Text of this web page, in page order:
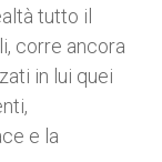
tutto il
corre ancora
in lui quei
e la